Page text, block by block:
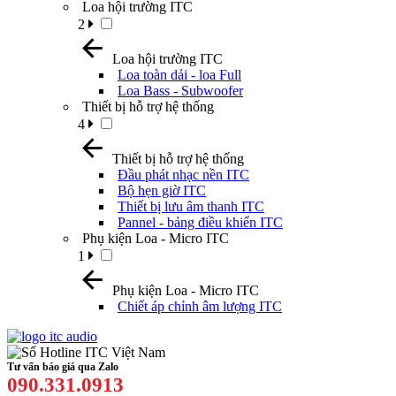
Loa hội trường ITC
2
Loa hội trường ITC
Loa toàn dải - loa Full
Loa Bass - Subwoofer
Thiết bị hỗ trợ hệ thống
4
Thiết bị hỗ trợ hệ thống
Đầu phát nhạc nền ITC
Bộ hẹn giờ ITC
Thiết bị lưu âm thanh ITC
Pannel - bảng điều khiển ITC
Phụ kiện Loa - Micro ITC
1
Phụ kiện Loa - Micro ITC
Chiết áp chỉnh âm lượng ITC
Tư vấn báo giá qua Zalo
090.331.0913